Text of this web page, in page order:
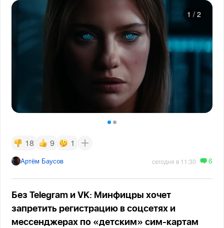
1 / 2
18 9 1
Артём Баусов сегодня в 11:30 6
Без Telegram и VK: Минфицры хочет
запретить регистрацию в соцсетях и
мессенджерах по «детским» сим-картам